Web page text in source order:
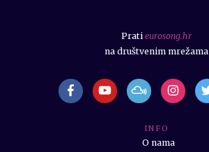
I N F O
O nama
Prati eurosong.hr
na društvenim mrežama